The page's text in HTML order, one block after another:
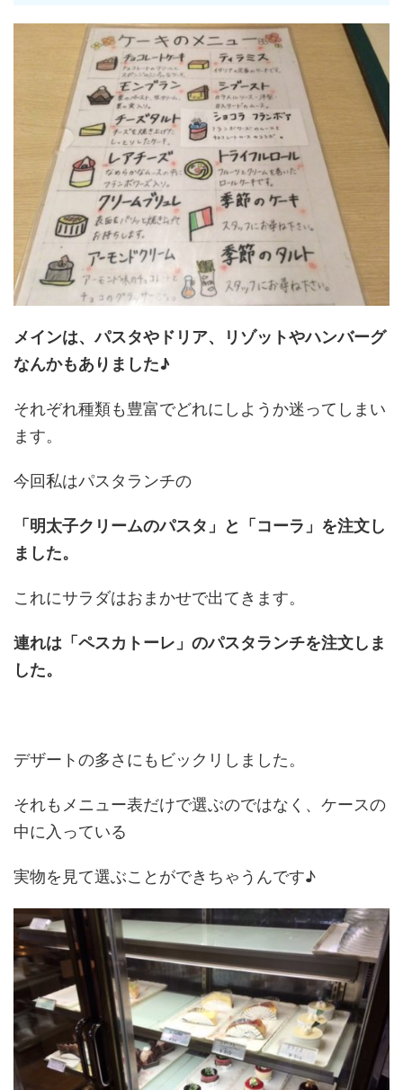
メインは、パスタやドリア、リゾットやハンバーグ
なんかもありました♪
それぞれ種類も豊富でどれにしようか迷ってしまい
ます。
今回私はパスタランチの
「明太子クリームのパスタ」と「コーラ」を注文し
ました。
これにサラダはおまかせで出てきます。
連れは「ペスカトーレ」のパスタランチを注文しま
した。
デザートの多さにもビックリしました。
それもメニュー表だけで選ぶのではなく、ケースの
中に入っている
実物を見て選ぶことができちゃうんです♪